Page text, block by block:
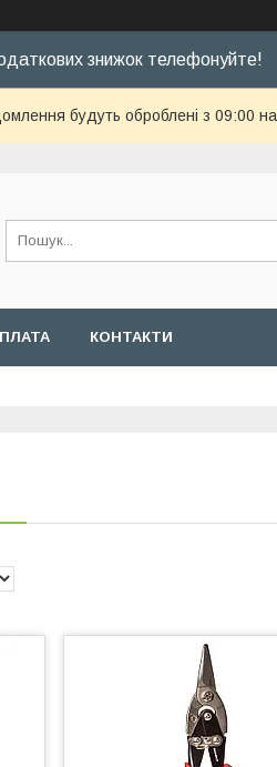
знижок телефонуйте!
будуть оброблені з 09:00
КОНТАКТИ